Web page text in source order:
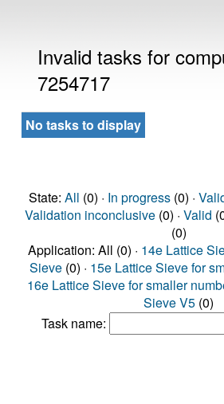
Invalid tasks for
7254717
No tasks to display
State: All (0) · In progress(0) ·
Validation inconclusive(0) · Valid
(0)
Application: All (0) · 14e Lattice
Sieve (0) · 15e Lattice Sieve for
16e Lattice Sieve for smaller
Sieve V5 (0)
Task name: